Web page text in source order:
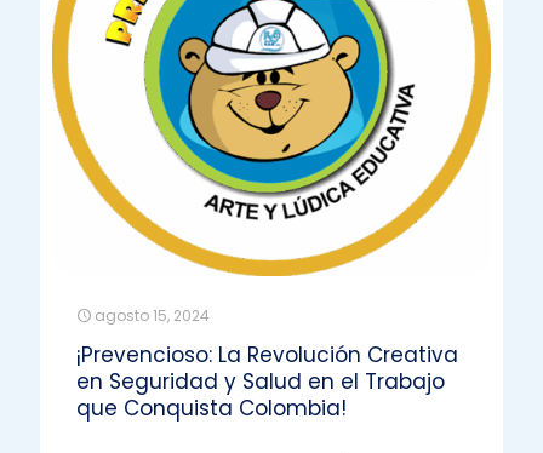
agosto 15, 2024
¡Prevencioso: La Revolución Creativa
en Seguridad y Salud en el Trabajo
que Conquista Colombia!